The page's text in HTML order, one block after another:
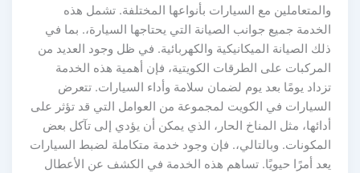
والمتعاملين مع السيارات بأنواعها المختلفة. تشمل هذه
الخدمة جميع جوانب الصيانة التي يحتاجها السيارة،. بما في
ذلك الصيانة الميكانيكية والكهربائية. في ظل وجود العديد من
المركبات على الطرقات الكويتية، فإن أهمية هذه الخدمة
تزداد يومًا بعد يوم لضمان سلامة وأداء السيارات. تتعرض
السيارات في الكويت لمجموعة من العوامل التي قد تؤثر على
أدائها، مثل المناخ الحار، الذي يمكن أن يؤدي إلى تآكل بعض
المكونات. وبالتالي،. فإن وجود خدمة متكاملة لضبط السيارات
يعد أمرًا حيويًا. تساهم هذه الخدمة في الكشف عن الأعطال